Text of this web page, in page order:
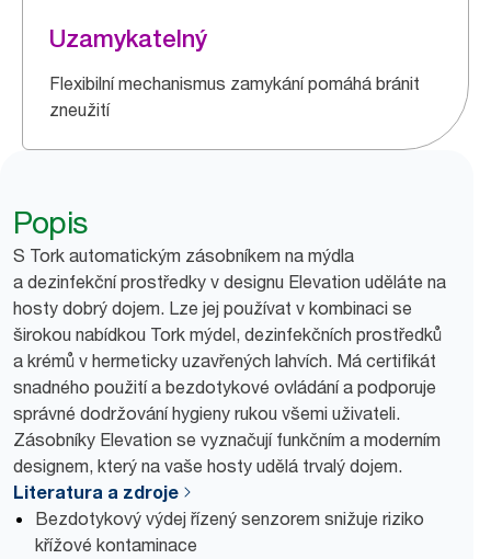
Uzamykatelný
Flexibilní mechanismus zamykání pomáhá bránit
zneužití
Popis
S Tork automatickým zásobníkem na mýdla
a dezinfekční prostředky v designu Elevation uděláte na
hosty dobrý dojem. Lze jej používat v kombinaci se
širokou nabídkou Tork mýdel, dezinfekčních prostředků
a krémů v hermeticky uzavřených lahvích. Má certifikát
snadného použití a bezdotykové ovládání a podporuje
správné dodržování hygieny rukou všemi uživateli.
Zásobníky Elevation se vyznačují funkčním a moderním
designem, který na vaše hosty udělá trvalý dojem.
Literatura a zdroje
Bezdotykový výdej řízený senzorem snižuje riziko
křížové kontaminace